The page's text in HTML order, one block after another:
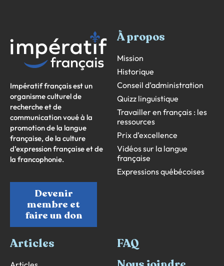
Impératif français est un
organisme culturel de
recherche et de
communication voué à la
promotion de la langue
française, de la culture
d’expression française et de
la francophonie.
Devenir
membre et
faire un don
À propos
Mission
Historique
Conseil d’administration
Quizz linguistique
Travailler en français : les
ressources
Prix d’excellence
Vidéos sur la langue
française
Expressions québécoises
Articles
FAQ